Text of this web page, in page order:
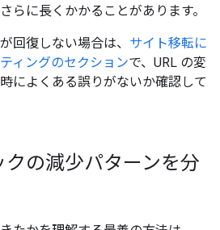
らに長くかかることがあります。
回復しない場合は、 サイト移転に
ィングのセクションで、URL の変
によくある誤りがないか確認して
の減少パターンを分